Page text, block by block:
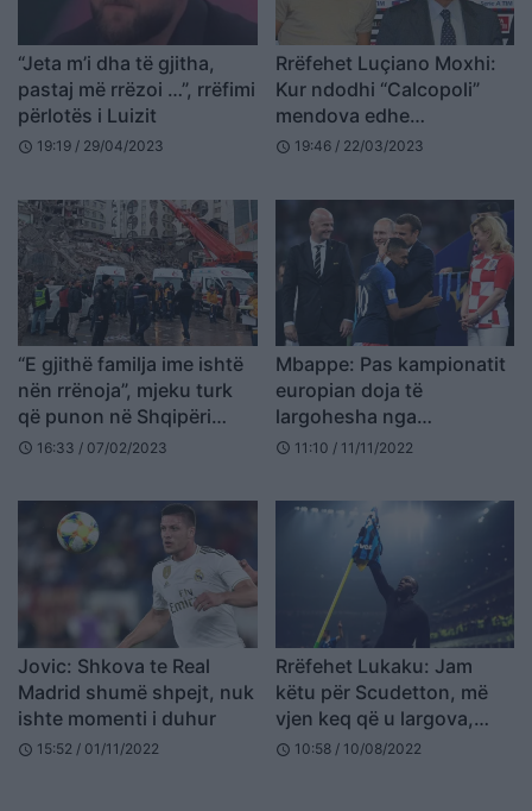
“Jeta m’i dha të gjitha,
pastaj më rrëzoi …”, rrëfimi
përlotës i Luizit
schedule 19:19 / 29/04/2023
Rrëfehet Luçiano Moxhi:
Kur ndodhi “Calcopoli”
mendova edhe
vetëvrasjen
schedule 19:46 / 22/03/2023
“E gjithë familja ime ishtë
nën rrënoja”, mjeku turk
që punon në Shqipëri
rrëfen momentet e tmerrit
schedule 16:33 / 07/02/2023
Mbappe: Pas kampionatit
europian doja të
largohesha nga
kombëtarja, më quajtën
schedule 11:10 / 11/11/2022
Jovic: Shkova te Real
Madrid shumë shpejt, nuk
ishte momenti i duhur
schedule 15:52 / 01/11/2022
Rrëfehet Lukaku: Jam
këtu për Scudetton, më
vjen keq që u largova,
tifozëve do u kërkoj falje
schedule 10:58 / 10/08/2022